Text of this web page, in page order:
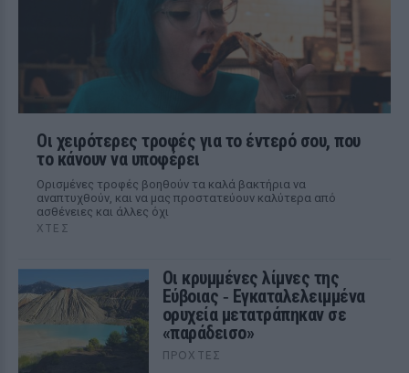
Οι χειρότερες τροφές για το έντερό σου, που
το κάνουν να υποφέρει
Ορισμένες τροφές βοηθούν τα καλά βακτήρια να
αναπτυχθούν, και να μας προστατεύουν καλύτερα από
ασθένειες και άλλες όχι
ΧΤΕΣ
Οι κρυμμένες λίμνες της
Εύβοιας ‑ Εγκαταλελειμμένα
ορυχεία μετατράπηκαν σε
«παράδεισο»
ΠΡΟΧΤΈΣ